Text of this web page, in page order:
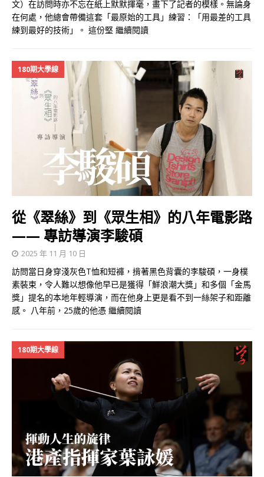
文）在訪問時亦不忘在紙上默默揮毫，畫下了記者的模樣。無論身
在何處，他總會帶備這套「最原始的工具」練習：「用最差的工具
練到最好的技術」。 這份堅 繼續閱讀
180期大學線
從《翠絲》到《眾生相》的八年電影路
—— 專訪導演李駿碩
2025 年 11 月 10 日
訪問當日身穿淺灰色T恤和短褲，揹著黑色背囊的李駿碩，一身樸
素裝束，令人難以想像他早已是獲得「鮮浪潮大獎」和多個「金馬
獎」提名的本地年輕導演，而在他身上更是看不到一絲架子和距離
感。 八年前，25歲的他憑 繼續閱讀
180期大學線